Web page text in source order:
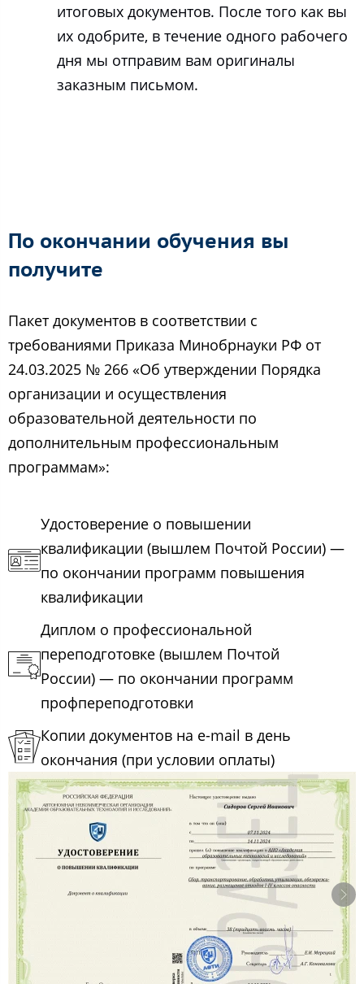
итоговых документов. После того как вы
их одобрите, в течение одного рабочего
дня мы отправим вам оригиналы
заказным письмом.
По окончании обучения вы
получите
Пакет документов в соответствии с
требованиями Приказа Минобрнауки РФ от
24.03.2025 № 266 «Об утверждении Порядка
организации и осуществления
образовательной деятельности по
дополнительным профессиональным
программам»:
Удостоверение о повышении
квалификации (вышлем Почтой России) —
по окончании программ повышения
квалификации
Диплом о профессиональной
переподготовке (вышлем Почтой
России) — по окончании программ
профпереподготовки
Копии документов на e-mail в день
окончания (при условии оплаты)